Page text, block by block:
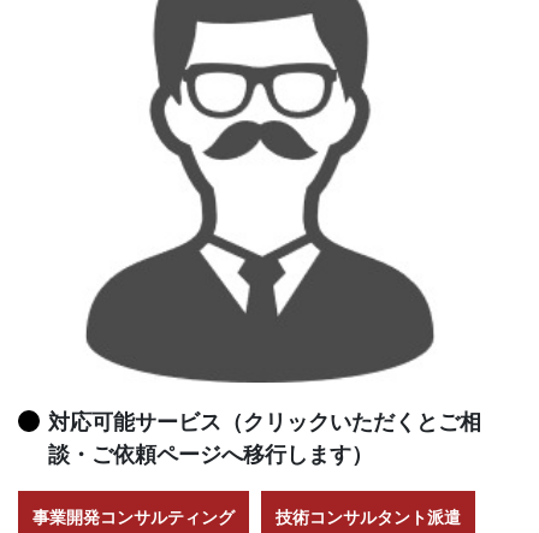
対応可能サービス（クリックいただくとご相
談・ご依頼ページへ移行します）
事業開発コンサルティング 技術コンサルタント派遣